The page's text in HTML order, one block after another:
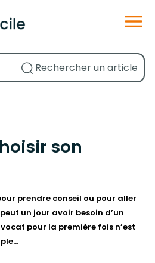
son
prendre conseil ou pour aller
un jour avoir besoin d’un
pour la première fois n’est